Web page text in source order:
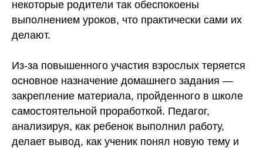
некоторые родители так обеспокоены
выполнением уроков, что практически сами их
делают.
Из-за повышенного участия взрослых теряется
основное назначение домашнего задания —
закрепление материала, пройденного в школе
самостоятельной проработкой. Педагог,
анализируя, как ребенок выполнил работу,
делает вывод, как ученик понял новую тему и